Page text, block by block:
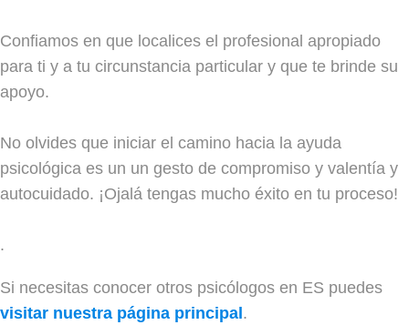
Confiamos en que localices el profesional apropiado
para ti y a tu circunstancia particular y que te brinde su
apoyo.
No olvides que iniciar el camino hacia la ayuda
psicológica es un un gesto de compromiso y valentía y
autocuidado. ¡Ojalá tengas mucho éxito en tu proceso!
.
Si necesitas conocer otros psicólogos en ES puedes
visitar nuestra página principal.